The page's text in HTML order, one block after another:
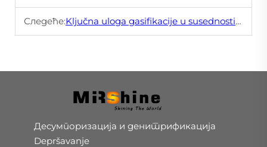
Следеће:Ključna uloga gasifikacije u susednosti i kontroli
Десумпоризација и денитрификација
Depršavanje